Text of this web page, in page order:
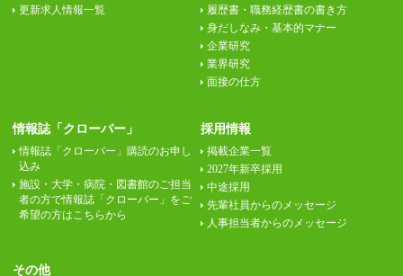
更新求人情報一覧
履歴書・職務経歴書の書き方
身だしなみ・基本的マナー
企業研究
業界研究
面接の仕方
情報誌「クローバー」
情報誌「クローバー」購読のお申し
込み
施設・大学・病院・図書館のご担当
者の方で情報誌「クローバー」をご
希望の方はこちらから
採用情報
掲載企業一覧
2027年新卒採用
中途採用
先輩社員からのメッセージ
人事担当者からのメッセージ
その他